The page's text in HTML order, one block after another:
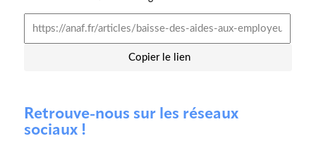
Copier le lien
Retrouve-nous sur les réseaux
sociaux !